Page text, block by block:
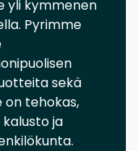
yli kymmenen
Pyrimme
sekä
tehokas,
ja